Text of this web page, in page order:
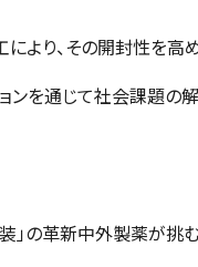
より、その開封性を
ンを通じて社会課題
」の革新――中外製薬が